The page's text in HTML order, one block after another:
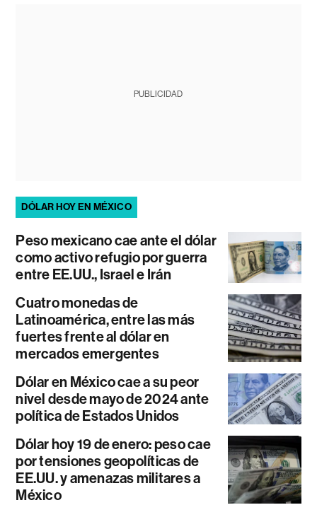
PUBLICIDAD
DÓLAR HOY EN MÉXICO
Peso mexicano cae ante el dólar
como activo refugio por guerra
entre EE.UU., Israel e Irán
Cuatro monedas de
Latinoamérica, entre las más
fuertes frente al dólar en
mercados emergentes
Dólar en México cae a su peor
nivel desde mayo de 2024 ante
política de Estados Unidos
Dólar hoy 19 de enero: peso cae
por tensiones geopolíticas de
EE.UU. y amenazas militares a
México